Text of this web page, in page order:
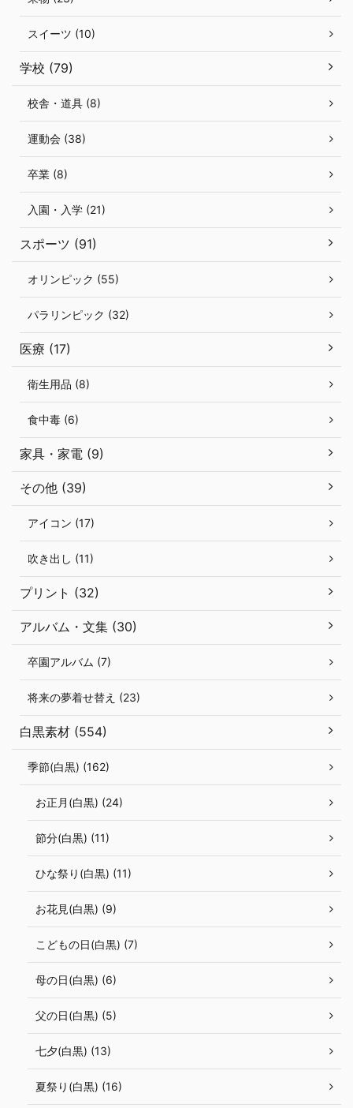
スイーツ (10)
学校 (79)
校舎・道具 (8)
運動会 (38)
卒業 (8)
入園・入学 (21)
スポーツ (91)
オリンピック (55)
パラリンピック (32)
医療 (17)
衛生用品 (8)
食中毒 (6)
家具・家電 (9)
その他 (39)
アイコン (17)
吹き出し (11)
プリント (32)
アルバム・文集 (30)
卒園アルバム (7)
将来の夢着せ替え (23)
白黒素材 (554)
季節(白黒) (162)
お正月(白黒) (24)
節分(白黒) (11)
ひな祭り(白黒) (11)
お花見(白黒) (9)
こどもの日(白黒) (7)
母の日(白黒) (6)
父の日(白黒) (5)
七夕(白黒) (13)
夏祭り(白黒) (16)